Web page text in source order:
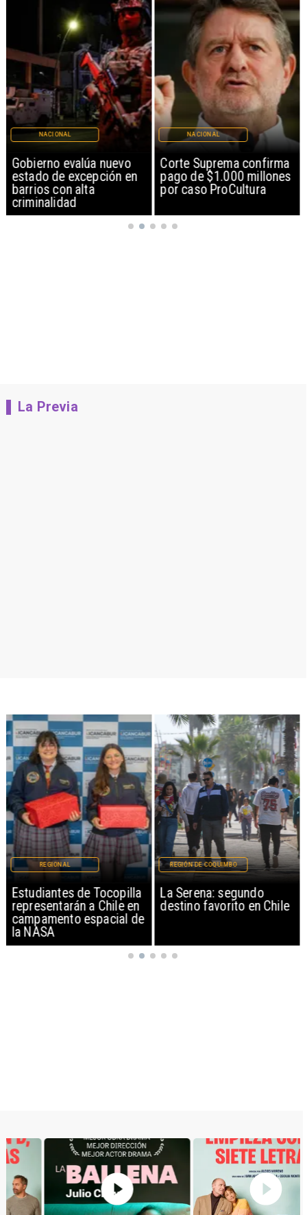
Gobierno evalúa nuevo
estado de excepción en
barrios con alta
criminalidad
NACIONAL
Corte Suprema confirma
pago de $1.000 millones
por caso ProCultura
NACIONAL
La Previa
Estudiantes de Tocopilla
representarán a Chile en
campamento espacial de
la NASA
REGIONAL
La Serena: segundo
destino favorito en Chile
REGIÓN DE COQUIMBO